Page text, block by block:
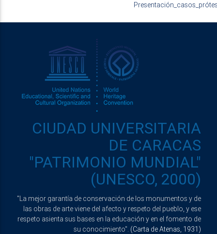
CIUDAD UNIVERSITARIA
DE CARACAS
"PATRIMONIO MUNDIAL"
(UNESCO, 2000)
"La mejor garantía de conservación de los monumentos y de
las obras de arte viene del afecto y respeto del pueblo, y ese
respeto asienta sus bases en la educación y en el fomento de
su conocimiento". (Carta de Atenas, 1931)